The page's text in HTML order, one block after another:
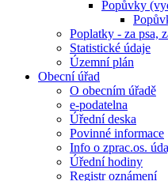
Popůvky
Poplatky - za psa,
Statistické údaje
Územní plán
Obecní úřad
O obecním úřadě
e-podatelna
Úřední deska
Povinné informace
Info o zprac.os.
Úřední hodiny
Registr oznámení